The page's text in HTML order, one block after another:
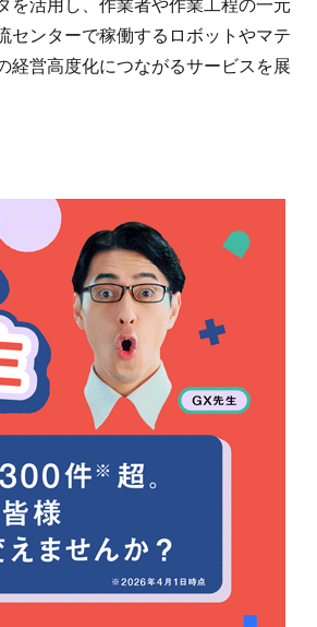
センターで稼働するロボットやマテ
経営高度化につながるサービスを展